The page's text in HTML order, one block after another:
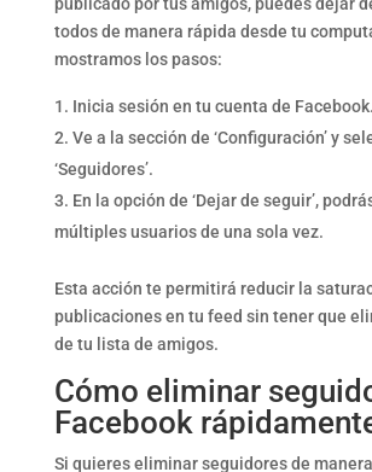
todos de manera rápida desde tu
mostramos los pasos:
Inicia sesión en tu cuenta de Facebook.
Ve a la sección de ‘Configuración’ y
‘Seguidores’.
En la opción de ‘Dejar de seguir’,
múltiples usuarios de una sola vez.
Esta acción te permitirá reducir la
publicaciones en tu feed sin tener que
de tu lista de amigos.
Cómo eliminar
Facebook
Si quieres eliminar seguidores de